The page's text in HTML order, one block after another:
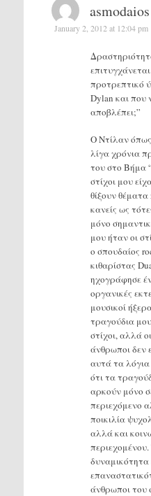
asmodaios
January 2, 2012 at 12:04 pm
προτρεπτικό
Dylan και που
αποβλέπει;”
Ο Ντίλαν όπως
λίγα χρόνια
του στο Βήμα
στίχοι μου
θίξουν θέματα
κανείς ως
μόνο
μου ήταν οι
ο σπουδαίος
κιθαρίστας
ηχογράφησε
οργανικές
μουσικοί
τραγούδια
στίχοι, αλλά
άνθρωποι δεν
αυτά τα
ότι τα
αρκούν μόνο
περιεχόμενο
ποικιλία
αλλά και
δυναμικότητα
άνθρωποι του